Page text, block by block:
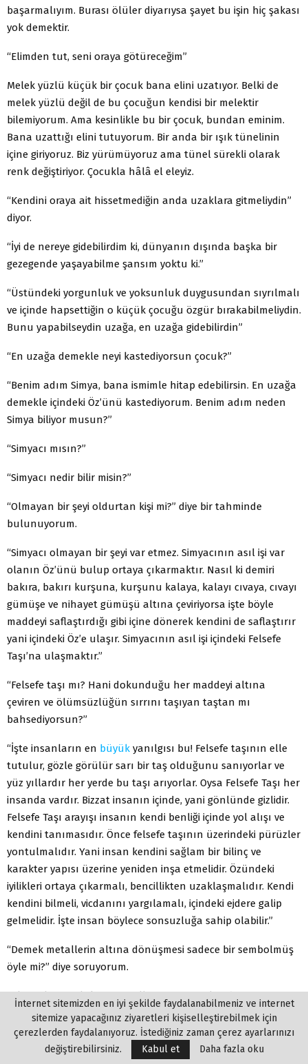
başarmalıyım. Burası ölüler diyarıysa şayet bu işin hiç şakası
yok demektir.
“Elimden tut, seni oraya götüreceğim”
Melek yüzlü küçük bir çocuk bana elini uzatıyor. Belki de
melek yüzlü değil de bu çocuğun kendisi bir melektir
bilemiyorum. Ama kesinlikle bu bir çocuk, bundan eminim.
Bana uzattığı elini tutuyorum. Bir anda bir ışık tünelinin
içine giriyoruz. Biz yürümüyoruz ama tünel sürekli olarak
renk değiştiriyor. Çocukla hâlâ el eleyiz.
“Kendini oraya ait hissetmediğin anda uzaklara gitmeliydin”
diyor.
“İyi de nereye gidebilirdim ki, dünyanın dışında başka bir
gezegende yaşayabilme şansım yoktu ki.”
“Üstündeki yorgunluk ve yoksunluk duygusundan sıyrılmalı
ve içinde hapsettiğin o küçük çocuğu özgür bırakabilmeliydin.
Bunu yapabilseydin uzağa, en uzağa gidebilirdin”
“En uzağa demekle neyi kastediyorsun çocuk?”
“Benim adım Simya, bana ismimle hitap edebilirsin. En uzağa
demekle içindeki Öz’ünü kastediyorum. Benim adım neden
Simya biliyor musun?”
“Simyacı mısın?”
“Simyacı nedir bilir misin?”
“Olmayan bir şeyi oldurtan kişi mi?” diye bir tahminde
bulunuyorum.
“Simyacı olmayan bir şeyi var etmez. Simyacının asıl işi var
olanın Öz’ünü bulup ortaya çıkarmaktır. Nasıl ki demiri
bakıra, bakırı kurşuna, kurşunu kalaya, kalayı cıvaya, cıvayı
gümüşe ve nihayet gümüşü altına çeviriyorsa işte böyle
maddeyi saflaştırdığı gibi içine dönerek kendini de saflaştırır
yani içindeki Öz’e ulaşır. Simyacının asıl işi içindeki Felsefe
Taşı’na ulaşmaktır.”
“Felsefe taşı mı? Hani dokunduğu her maddeyi altına
çeviren ve ölümsüzlüğün sırrını taşıyan taştan mı
bahsediyorsun?”
“İşte insanların en büyük yanılgısı bu! Felsefe taşının elle
tutulur, gözle görülür sarı bir taş olduğunu sanıyorlar ve
yüz yıllardır her yerde bu taşı arıyorlar. Oysa Felsefe Taşı her
insanda vardır. Bizzat insanın içinde, yani gönlünde gizlidir.
Felsefe Taşı arayışı insanın kendi benliği içinde yol alışı ve
kendini tanımasıdır. Önce felsefe taşının üzerindeki pürüzler
yontulmalıdır. Yani insan kendini sağlam bir bilinç ve
karakter yapısı üzerine yeniden inşa etmelidir. Özündeki
iyilikleri ortaya çıkarmalı, bencillikten uzaklaşmalıdır. Kendi
kendini bilmeli, vicdanını yargılamalı, içindeki ejdere galip
gelmelidir. İşte insan böylece sonsuzluğa sahip olabilir.”
“Demek metallerin altına dönüşmesi sadece bir sembolmüş
öyle mi?” diye soruyorum.
“Altın ölümsüzlüktür. Metallerin en safı altındır. Tüm
madenler er geç altına dönüşecektir. Ve evet, altın sadece bir
sembol. Saflığın sembolü” diyor.
Konuşurken içinden geçtiğimiz ışık tünelinin sonuna
İnternet sitemizden en iyi şekilde faydalanabilmeniz ve internet
sitemize yapacağınız ziyaretleri kişiselleştirebilmek için
çerezlerden faydalanıyoruz. İstediğiniz zaman çerez ayarlarınızı
değiştirebilirsiniz.
Kabul et Daha fazla oku